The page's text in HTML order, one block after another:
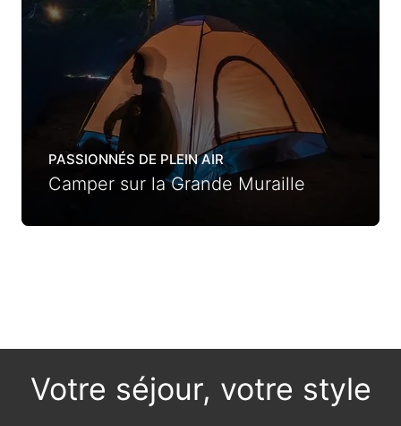
PASSIONNÉS DE PLEIN AIR
Camper sur la Grande Muraille
Votre séjour, votre style